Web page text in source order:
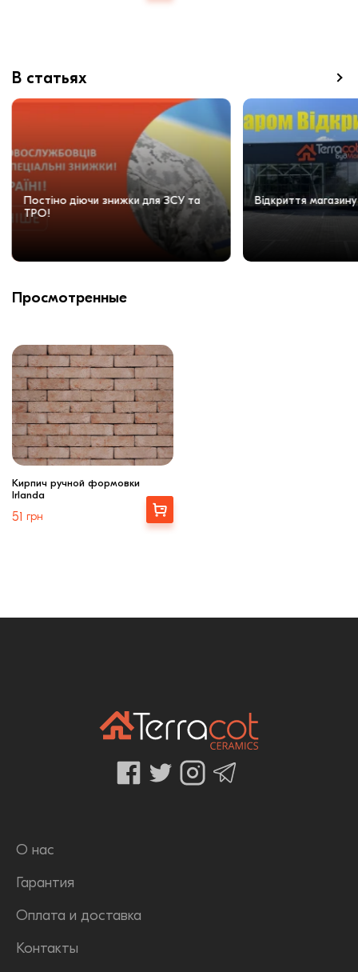
В статьях
Постіно діючи знижки для ЗСУ та
ТРО!
Відкриття магазину
Просмотренные
Кирпич ручной формовки
Irlanda
51 грн
Выбрать
О нас
Гарантия
Оплата и доставка
Контакты